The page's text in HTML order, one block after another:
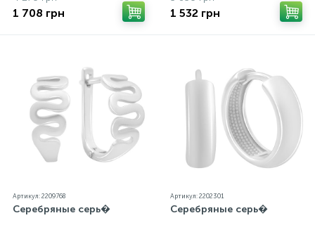
1 708 грн 1 532 грн
Артикул: 2209768
Серебряные серь�
Артикул: 2202301
Серебряные серь�